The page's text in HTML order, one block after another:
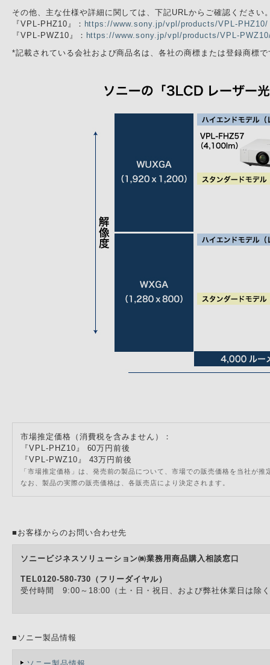
その他、主な仕様や詳細に関しては、下記URLからご確認ください
『VPL-PHZ10』： https://www.sony.jp/vpl/products/VPL-PHZ10/
『VPL-PWZ10』： https://www.sony.jp/vpl/products/VPL-
*記載されている会社および商品名は、各社の商標または登録商標で
市場推定価格（消費税を含みません）：
『VPL-PHZ10』 60万円前後
『VPL-PWZ10』 43万円前後
「市場推定価格」は、発売前の製品について、市場での販売価格を当社が推
なお、製品の実際の販売価格は、各販売店により決定されます。
■お客様からのお問い合わせ先
ソニービジネスソリューション㈱業務用商品購入相談窓口
TEL0120-580-730（フリーダイヤル）
受付時間 9:00～18:00（土・日・祝日、および弊社休業日は除
■ソニー製品情報